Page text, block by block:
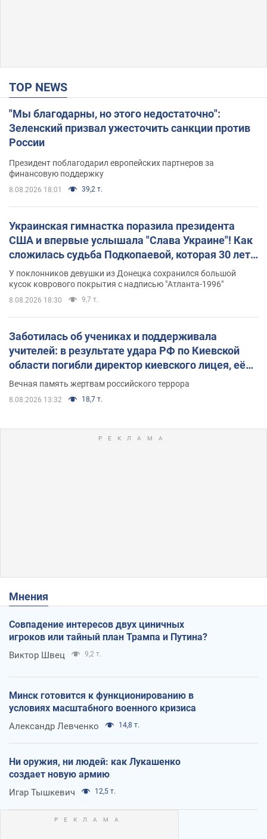
TOP NEWS
"Мы благодарны, но этого недостаточно":
Зеленский призвал ужесточить санкции против
России
Президент поблагодарил европейских партнеров за
финансовую поддержку
8.08.2026 18:01 39,2 т.
Украинская гимнастка поразила президента
США и впервые услышала "Слава Украине"! Как
сложилась судьба Подкопаевой, которая 30 лет
назад завоевала "золото" Олимпиады
У поклонников девушки из Донецка сохранился большой
кусок коврового покрытия с надписью "Атланта-1996"
8.08.2026 18:30 9,7 т.
Заботилась об учениках и поддерживала
учителей: в результате удара РФ по Киевской
области погибли директор киевского лицея, её
муж и внук
Вечная память жертвам российского террора
8.08.2026 13:32 18,7 т.
Мнения
Совпадение интересов двух циничных
игроков или тайный план Трампа и Путина?
Виктор Швец 9,2 т.
Минск готовится к функционированию в
условиях масштабного военного кризиса
Александр Левченко 14,8 т.
Ни оружия, ни людей: как Лукашенко
создает новую армию
Игар Тышкевич 12,5 т.